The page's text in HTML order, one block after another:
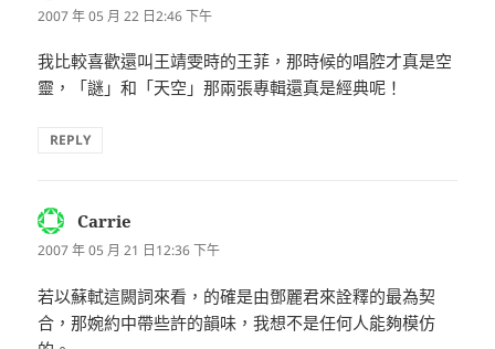
示:
2007 年 05 月 22 日2:46 下午
我比較喜歡還叫王靖雯時的王菲，那時候的唱腔才真是空
靈，「謎」和「天空」那兩張專輯還真是經典呢！
REPLY
Carrie
示:
2007 年 05 月 21 日12:36 下午
若以蘇軾這闕詞來看，的確是由鄧麗君來詮釋的最為契
合，那婉約中帶些許的韻味，我想不是任何人能夠模仿